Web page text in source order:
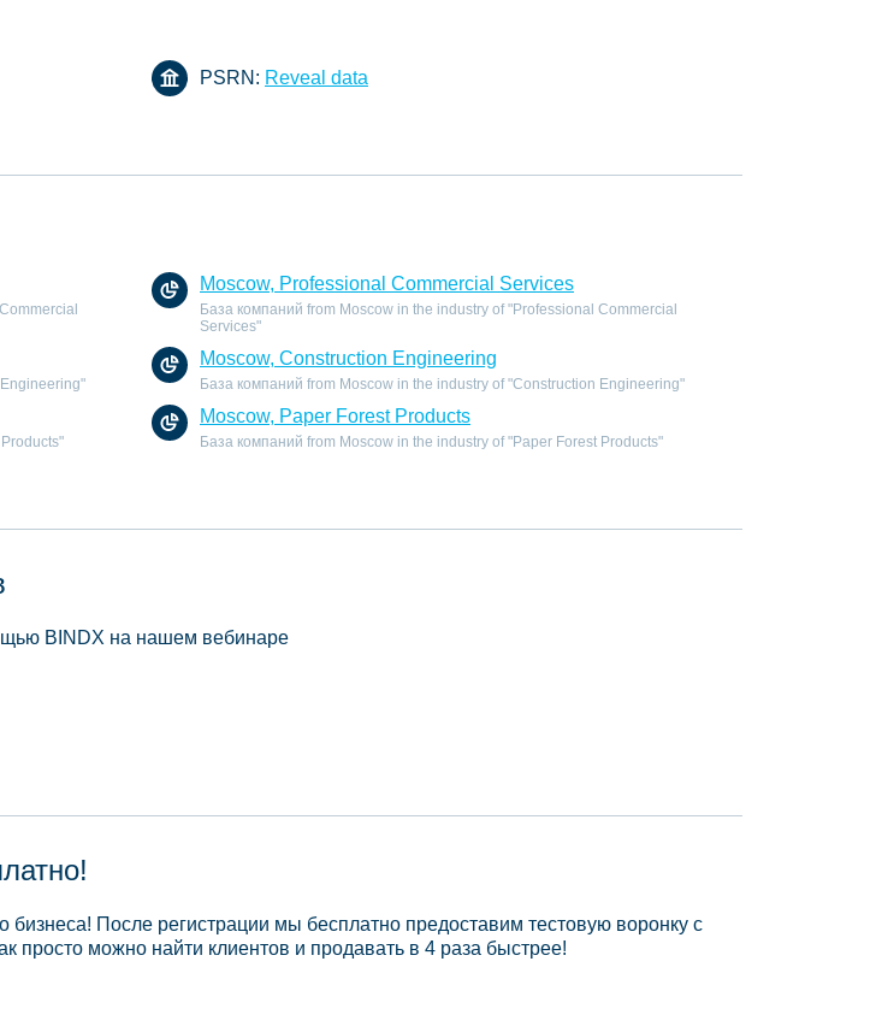
PSRN: Reveal data
Moscow, Professional Commercial Services
База компаний from Moscow in the industry of "Professional Commercial
Services"
Moscow, Construction Engineering
База компаний from Moscow in the industry of "Construction Engineering"
Moscow, Paper Forest Products
База компаний from Moscow in the industry of "Paper Forest Products"
BINDX на нашем вебинаре
После регистрации мы бесплатно предоставим тестовую воронку с
просто можно найти клиентов и продавать в 4 раза быстрее!